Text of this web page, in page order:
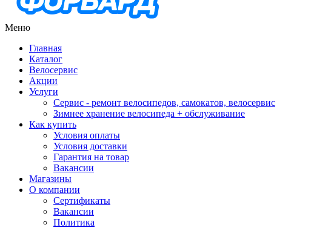
Меню
Главная
Каталог
Велосервис
Акции
Услуги
Сервис - ремонт велосипедов, самокатов, велосервис
Зимнее хранение велосипеда + обслуживание
Как купить
Условия оплаты
Условия доставки
Гарантия на товар
Вакансии
Магазины
О компании
Сертификаты
Вакансии
Политика